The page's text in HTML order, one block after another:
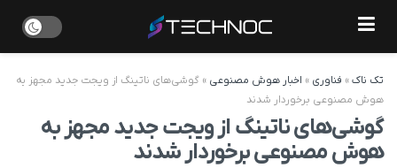
تک ناک» فناوری » اخبار هوش مصنوعی » گوشی‌های ناتینگ از ویجت جدید مجهز به
هوش مصنوعی برخوردار شدند
گوشی‌های ناتینگ از ویجت جدید مجهز به
هوش مصنوعی برخوردار شدند